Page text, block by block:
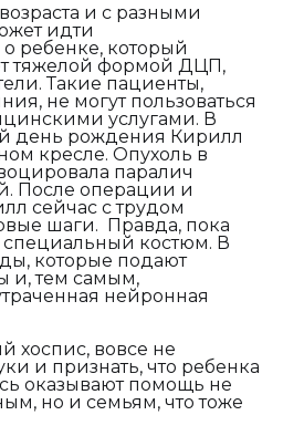
и с разными
идти
ребенке, который
тяжелой формой ДЦП,
Такие пациенты,
не могут пользоваться
услугами. В
день рождения Кирилл
кресле. Опухоль в
паралич
После операции и
сейчас с трудом
шаги. Правда, пока
специальный костюм. В
которые подают
и, тем самым,
нейронная
хоспис, вовсе не
и признать, что ребенка
оказывают помощь не
но и семьям, что тоже